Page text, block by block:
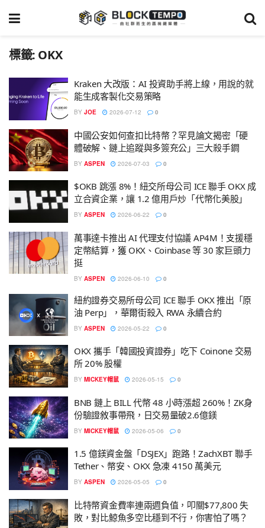
標籤: OKX
Kraken 大改版：AI 投資助手將上線，用說的就
能生成客製化交易策略
BY JOE 2026-07-12 0
中國公安如何查扣比特幣？罕見論文揭密「硬
體破解、鏈上追蹤與多簽充公」三大殺手鐧
BY ASPEN 2026-07-03 0
$OKB 跳漲 8%！紐交所母公司 ICE 聯手 OKX 成
立合資企業，讓 1.2 億用戶炒「代幣化美股」
BY ASPEN 2026-06-22 0
萬事達卡推出 AI 代理支付協議 AP4M！支援穩
定幣結算，獲 OKX、Coinbase 等 30 家巨頭力
挺
BY ASPEN 2026-06-10 0
紐約證券交易所母公司 ICE 聯手 OKX 推出「原
油 Perp」，華爾街殺入 RWA 永續合約
BY ASPEN 2026-05-22 0
OKX 攜手「韓國投資證券」吃下 Coinone 交易
所 20% 股權
BY MICKEY帽鼠 2026-05-15 0
BNB 鏈上 BILL 代幣 48 小時漲超 260%！ZK身
份驗證敘事帶飛，日交易量破2.6億鎂
BY MICKEY帽鼠 2026-05-06 0
1.5 億鎂資金盤「DSJEX」跑路！ZachXBT 聯手
Tether、幣安、OKX 急凍 4150 萬美元
BY ASPEN 2026-05-05 0
比特幣資金費率連兩週負值，叩關$77,800 失
敗，對比鯨魚多空比穩到不行，你害怕了嗎？